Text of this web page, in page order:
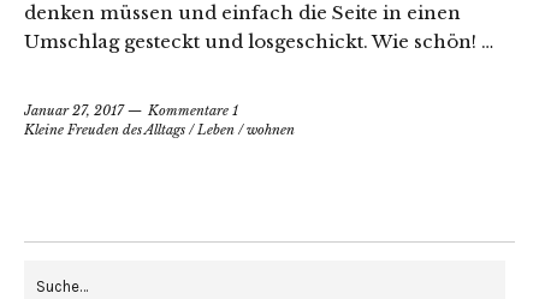
denken müssen und einfach die Seite in einen
Umschlag gesteckt und losgeschickt. Wie schön! …
Januar 27, 2017
Kommentare 1
Kleine Freuden des Alltags /Leben /wohnen